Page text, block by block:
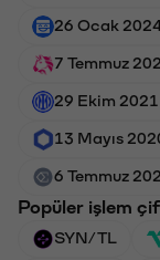
26 Ocak
7 Temmuz
29 Ekim
13 Mayıs
6 Temmuz
Popüler işlem
SYN/TL